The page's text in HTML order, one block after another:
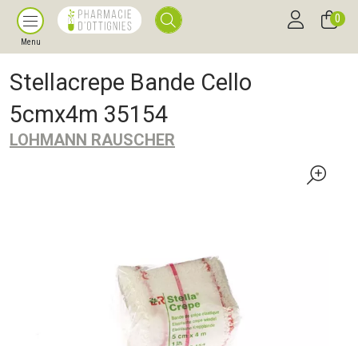
Menu
0
Stellacrepe Bande Cello
5cmx4m 35154
LOHMANN RAUSCHER